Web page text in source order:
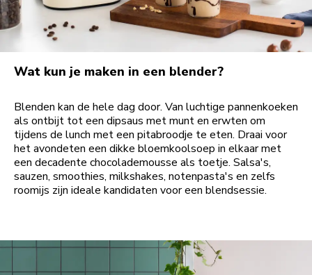
Wat kun je maken in een blender?
Blenden kan de hele dag door. Van luchtige pannenkoeken
als ontbijt tot een dipsaus met munt en erwten om
tijdens de lunch met een pitabroodje te eten. Draai voor
het avondeten een dikke bloemkoolsoep in elkaar met
een decadente chocolademousse als toetje. Salsa's,
sauzen, smoothies, milkshakes, notenpasta's en zelfs
roomijs zijn ideale kandidaten voor een blendsessie.